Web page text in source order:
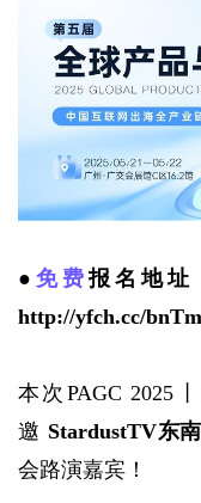
● 免费报名地址
http://yfch.cc/
本次PAGC 2025
邀 StardustTV东
会路演嘉宾！